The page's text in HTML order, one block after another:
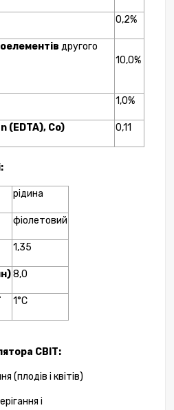
0,2%
другого
10,0%
1,0%
(EDTA), Co) 0,11
рідина
фіолетовий
1,35
8,0
1°C
СВІТ:
(плодів і квітів)
і